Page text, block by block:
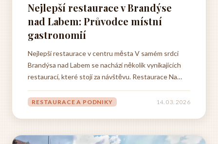
Nejlepší restaurace v Brandýse
nad Labem: Průvodce místní
gastronomií
Nejlepší restaurace v centru města V samém srdci
Brandýsa nad Labem se nachází několik vynikajících
restaurací, které stojí za návštěvu. Restaurace Na
gastronomických destinací ve městě, nabízející
RESTAURACE A PODNIKY 14. 03. 2026